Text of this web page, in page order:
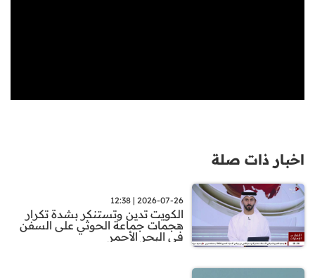
اخبار ذات صلة
2026-07-26 | 12:38
الكويت تدين وتستنكر بشدة تكرار
هجمات جماعة الحوثي على السفن
في البحر الأحمر